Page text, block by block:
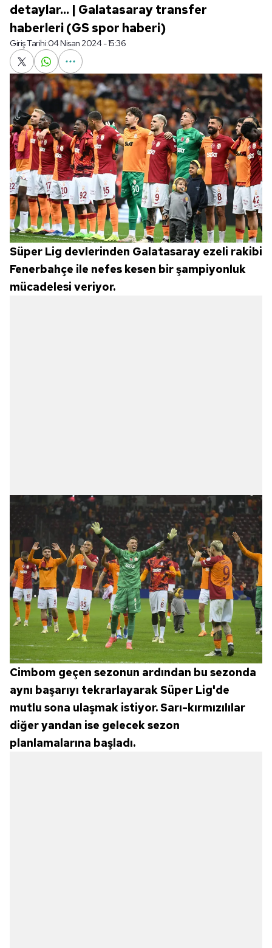
detaylar... | Galatasaray transfer
haberleri (GS spor haberi)
Giriş Tarihi:04 Nisan 2024 - 15:36
Süper Lig devlerinden Galatasaray ezeli rakibi
Fenerbahçe ile nefes kesen bir şampiyonluk
mücadelesi veriyor.
Cimbom geçen sezonun ardından bu sezonda
aynı başarıyı tekrarlayarak Süper Lig'de
mutlu sona ulaşmak istiyor. Sarı-kırmızılılar
diğer yandan ise gelecek sezon
planlamalarına başladı.